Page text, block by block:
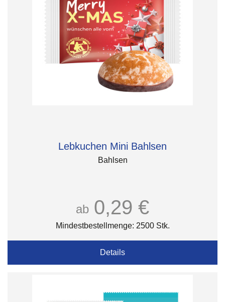
Lebkuchen Mini Bahlsen
Bahlsen
ab 0,29 €
Mindestbestellmenge: 2500 Stk.
Details